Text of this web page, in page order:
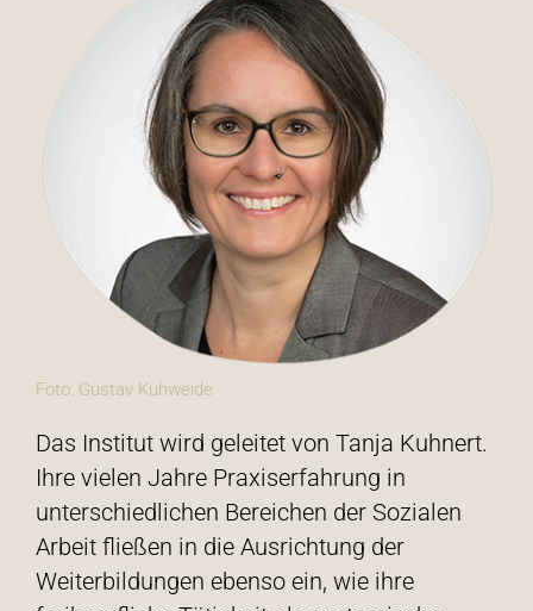
Foto: Gustav Kuhweide
Das Institut wird geleitet von Tanja Kuhnert.
Ihre vielen Jahre Praxiserfahrung in
unterschiedlichen Bereichen der Sozialen
Arbeit fließen in die Ausrichtung der
Weiterbildungen ebenso ein, wie ihre